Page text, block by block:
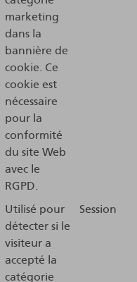
marketing
dans la
bannière de
cookie. Ce
cookie est
nécessaire
pour la
conformité
du site Web
avec le
RGPD.
Utilisé pour
détecter si le
visiteur a
accepté la
catégorie
Session